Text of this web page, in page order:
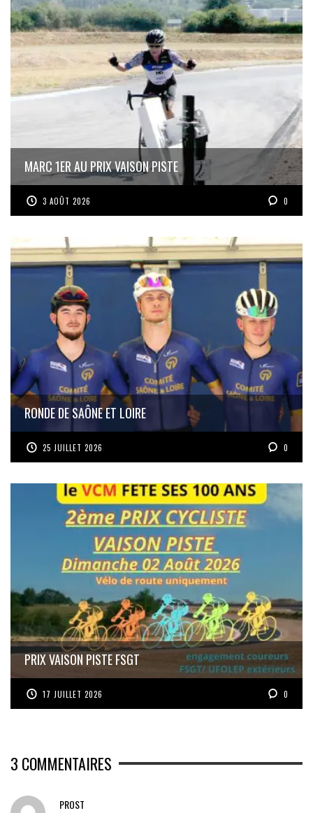
MARC 1ER AU PRIX VAISON PISTE
3 AOÛT 2026 0
RONDE DE SAÔNE ET LOIRE
25 JUILLET 2026 0
PRIX VAISON PISTE FSGT
17 JUILLET 2026 0
3 COMMENTAIRES
PROST